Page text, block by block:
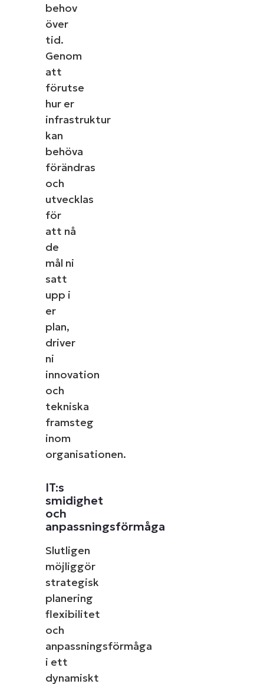
behov
över
tid.
Genom
att
förutse
hur er
infrastruktur
kan
behöva
förändras
och
utvecklas
för
att nå
de
mål ni
satt
upp i
er
plan,
driver
ni
innovation
och
tekniska
framsteg
inom
organisationen.
IT:s
smidighet
och
anpassningsförmåga
Slutligen
möjliggör
strategisk
planering
flexibilitet
och
anpassningsförmåga
i ett
dynamiskt